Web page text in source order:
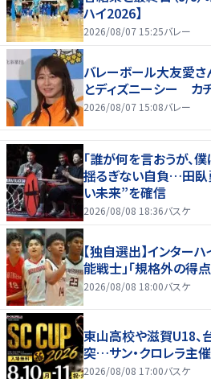
ハイ2026】
2026/08/07 15:25バレー
バレーボール大友愛
とディズニーシー カ
2026/08/07 15:08バレー
「誰が何を言おうが、
揺るぎない自負…田臥
い未来”を確信
2026/08/08 18:36バスケ
【独自選出】インター
能戦士」「規格外の得
2026/08/08 18:00バスケ
東山高校や滋賀U18、
突…サン・クロレラ主
2026/08/08 17:00バスケ